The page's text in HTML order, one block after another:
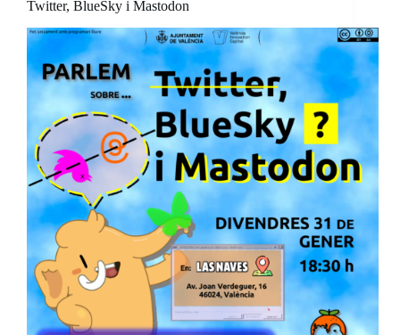
Twitter, BlueSky i Mastodon